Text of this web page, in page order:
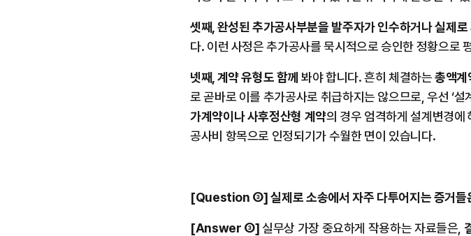
셋째, 완성된 추가공사부분을 발주자가 인수하거나 실제
다. 이런 사정은 추가공사를 묵시적으로 승인한 정황으로
넷째, 계약 유형도 함께 봐야 합니다. 흔히 체결하는 총액계
로 곧바로 이를 추가공사로 취급하지는 않으므로, 우선 ‘
가계약이나 사후정산형 계약의 경우 엄격하게 설계변경에
공사비 항목으로 인정되기가 수월한 면이 있습니다.
[Question ③] 실제로 소송에서 자주 다투어지는 증거들
[Answer ③] 실무상 가장 중요하게 작용하는 자료들은,